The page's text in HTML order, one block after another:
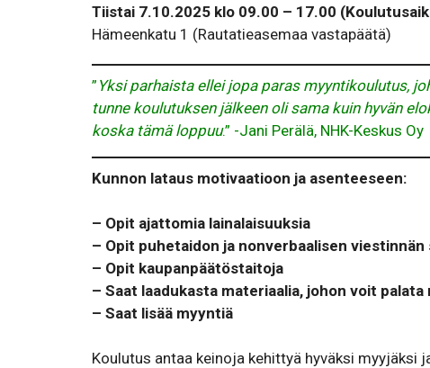
Tiistai 7.10.2025 klo 09.00 – 17.00
Hämeenkatu 1 (Rautatieasemaa vastapäätä)
” Yksi parhaista ellei jopa paras myyntikoulutus,
tunne koulutuksen jälkeen oli sama kuin hyvän
koska tämä loppuu.” -Jani Perälä, NHK-Keskus Oy
Kunnon lataus motivaatioon ja asenteeseen:
– Opit ajattomia lainalaisuuksia
– Opit puhetaidon ja nonverbaalisen
– Opit kaupanpäätöstaitoja
– Saat laadukasta materiaalia, johon voit palata
– Saat lisää myyntiä
Koulutus antaa keinoja kehittyä hyväksi